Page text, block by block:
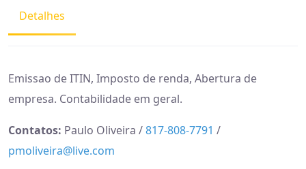
Detalhes
Emissao de ITIN, Imposto de renda, Abertura de
empresa. Contabilidade em geral.
Contatos: Paulo Oliveira /817-808-7791 /
pmoliveira@live.com